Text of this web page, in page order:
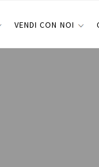
VENDI CON NOI